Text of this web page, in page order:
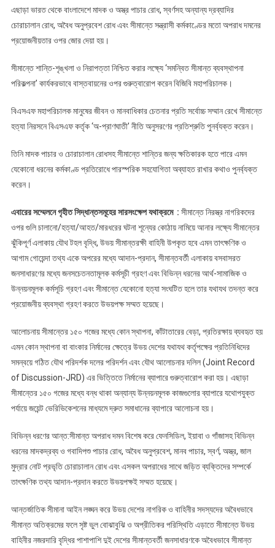
এছাড়া ভারত থেকে বাংলাদেশে মাদক ও অস্ত্র পাচার রোধ, স্বর্ণসহ অন্যান্য দ্রব্যাদির
চোরাচালান রোধ, অবৈধ অনুপ্রবেশ রোধ এবং সীমান্তে সন্ত্রাসী কর্মকাণ্ডের মতো অপরাধ দমনের
প্রয়োজনীয়তার ওপর জোর দেয়া হয়।
সীমান্তে শান্তি-শৃঙ্খলা ও নিরাপত্তা নিশ্চিত করার লক্ষ্যে ‘সমন্বিত সীমান্ত ব্যবস্থাপনা
পরিকল্পনা’ কার্যকরভাবে বাস্তবায়নের ওপর গুরুত্বারোপ করেন বিজিবি মহাপরিচালক।
বিএসএফ মহাপরিচালক মানুষের জীবন ও মানবাধিকার চেতনার প্রতি সর্বোচ্চ সম্মান রেখে সীমান্তে
হত্যা নিরসনে বিএসএফ কর্তৃক ‘অ-প্রাণঘাতী’ নীতি অনুসরণের প্রতিশ্রুতি পুনর্ব্যক্ত করেন।
তিনি মাদক পাচার ও চোরাচালান রোধসহ সীমান্তে শান্তির জন্য ক্ষতিকারক হতে পারে এমন
যেকোনো ধরনের কর্মকাণ্ড প্রতিরোধে পারস্পরিক সহযোগিতা অব্যাহত রাখার কথাও পুনর্ব্যক্ত
করেন।
এবারের সম্মেলনে গৃহীত সিদ্ধান্তসমূহের সারসংক্ষেপ যথাক্রমে : সীমান্তে নিরস্ত্র নাগরিকদের
ওপর গুলি চালানো/হত্যা/আহত/মারধরের ঘটনা শূন্যের কোঠায় নামিয়ে আনার লক্ষ্যে সীমান্তের
ঝুঁকিপূর্ণ এলাকায় যৌথ টহল বৃদ্ধি, উভয় সীমান্তরক্ষী বাহিনী উপকৃত হবে এমন তাৎক্ষণিক ও
আগাম গোয়েন্দা তথ্য একে অপরের মধ্যে আদান-প্রদান, সীমান্তবর্তী এলাকায় বসবাসরত
জনসাধারণের মধ্যে জনসচেতনতামূলক কর্মসূচী গ্রহণ এবং বিভিন্ন ধরনের আর্থ-সামাজিক ও
উন্নয়নমূলক কর্মসূচি গ্রহণ এবং সীমান্তে যেকোনো হত্যা সংঘটিত হলে তার যথাযথ তদন্ত করে
প্রয়োজনীয় ব্যবস্থা গ্রহণ করতে উভয়পক্ষ সম্মত হয়েছে।
আলোচনায় সীমান্তের ১৫০ গজের মধ্যে কোন স্থাপনা, কাঁটাতারের বেড়া, প্রতিরক্ষায় ব্যবহৃত হয়
এমন কোন স্থাপনা বা বাংকার নির্মানের ক্ষেত্রে উভয় দেশের যথাযথ কর্তৃপক্ষের প্রতিনিধিদের
সমন্বয়ে গঠিত যৌথ পরিদর্শক দলের পরিদর্শন এবং যৌথ আলোচনার দলিল (Joint Record
of Discussion-JRD) এর ভিত্তিতে নির্মানের ব্যাপারে গুরুত্বারোপ করা হয়। এছাড়া
সীমান্তের ১৫০ গজের মধ্যে বন্ধ থাকা অন্যান্য উন্নয়নমূলক কাজগুলোর ব্যাপারে যথোপযুক্ত
পর্যায়ে জয়েন্ট ভেরিভিকেশনের মাধ্যমে দ্রুত সমাধানের ব্যাপারে আলোচনা হয়।
বিভিন্ন ধরণের আন্ত:সীমান্ত অপরাধ দমন বিশেষ করে ফেনসিডিল, ইয়াবা ও গাঁজাসহ বিভিন্ন
ধরনের মাদকদ্রব্য ও গবাদিপশু পাচার রোধ, অবৈধ অনুপ্রবেশ, মানব পাচার, স্বর্ণ, অস্ত্র, জাল
মুদ্রার নোট প্রভৃতি চোরাচালান রোধ এবং এসকল অপরাধের সাথে জড়িত ব্যক্তিদের সম্পর্কে
তাৎক্ষণিক তথ্য আদান-প্রদান করতে উভয়পক্ষই সম্মত হয়েছে।
আন্তর্জাতিক সীমানা আইন লঙ্ঘন করে উভয় দেশের নাগরিক ও বাহিনীর সদস্যদের অবৈধভাবে
সীমান্ত অতিক্রমের ফলে সৃষ্ট ভুল বোঝাবুঝি ও অপ্রীতিকর পরিস্থিতি এড়াতে সীমান্তে উভয়
বাহিনীর নজরদারি বৃদ্ধির পাশাপাশি দুই দেশের সীমান্তবর্তী জনসাধারণকে অবৈধভাবে সীমান্ত